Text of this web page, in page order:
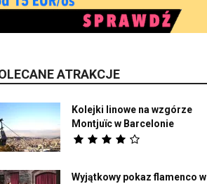
ATRAKCJE
Kolejki linowe na wzgórze
Montjuïc w Barcelonie
Wyjątkowy pokaz flamenco w